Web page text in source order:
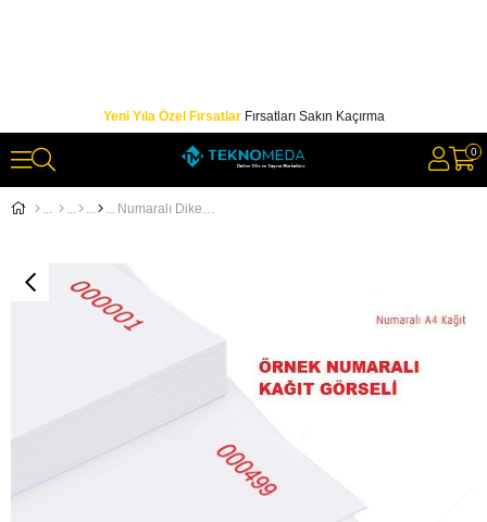
Yeni Yıla Özel FırsatlarFırsatları Sakın Kaçırma
0
Numaralı Dikey A4 Kağıt 80Gr 1'den 5000' e Numaralı